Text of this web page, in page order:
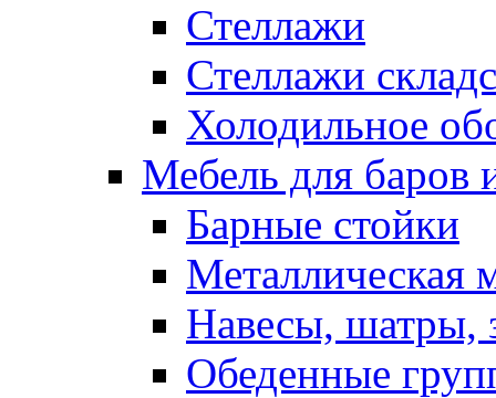
Стеллажи
Стеллажи
Холодильное
Мебель для баров
Барные стойки
Металлическая
Навесы, шатры,
Обеденные